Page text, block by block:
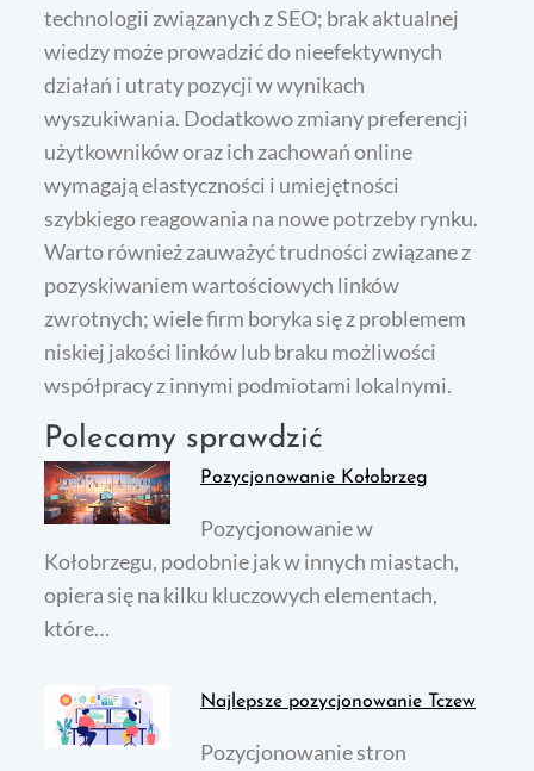
technologii związanych z SEO; brak aktualnej
wiedzy może prowadzić do nieefektywnych
działań i utraty pozycji w wynikach
wyszukiwania. Dodatkowo zmiany preferencji
użytkowników oraz ich zachowań online
wymagają elastyczności i umiejętności
szybkiego reagowania na nowe potrzeby rynku.
Warto również zauważyć trudności związane z
pozyskiwaniem wartościowych linków
zwrotnych; wiele firm boryka się z problemem
niskiej jakości linków lub braku możliwości
współpracy z innymi podmiotami lokalnymi.
Polecamy sprawdzić
Pozycjonowanie Kołobrzeg
Pozycjonowanie w
Kołobrzegu, podobnie jak w innych miastach,
opiera się na kilku kluczowych elementach,
które…
Najlepsze pozycjonowanie Tczew
Pozycjonowanie stron